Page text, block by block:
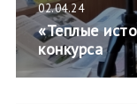
02.04.24
«Теплые
конкурса